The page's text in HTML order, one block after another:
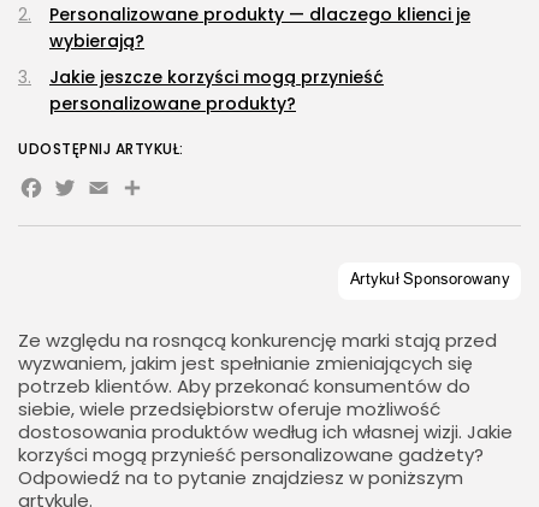
Ze względu na rosnącą konkurencję marki stają przed
wyzwaniem, jakim jest spełnianie zmieniających się
potrzeb klientów. Aby przekonać konsumentów do
siebie, wiele przedsiębiorstw oferuje możliwość
dostosowania produktów według ich własnej wizji. Jakie
korzyści mogą przynieść personalizowane gadżety?
Odpowiedź na to pytanie znajdziesz w poniższym
artykule.
Personalizowane produkty — dlaczego klienci je
wybierają?
Jakie jeszcze korzyści mogą przynieść
personalizowane produkty?
UDOSTĘPNIJ ARTYKUŁ:
Facebook
Twitter
EmailShare